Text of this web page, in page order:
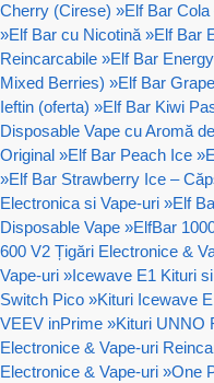
Cherry (Cirese) »Elf Bar
»Elf Bar cu Nicotină »Elf Bar
Reincarcabile »Elf Bar
Mixed Berries) »Elf Bar
Ieftin (oferta) »Elf Bar Kiwi
Disposable Vape cu Aromă
Original »Elf Bar Peach Ice »
»Elf Bar Strawberry Ice –
Electronica si Vape-uri »Elf
Disposable Vape »ElfBar
600 V2 Țigări Electronice &
Vape-uri »Icewave E1 Kituri
Switch Pico »Kituri Icewave
VEEV inPrime »Kituri UNNO
Electronice & Vape-uri
Electronice & Vape-uri »One